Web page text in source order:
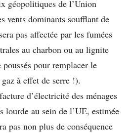
géopolitiques de l’Union
vents dominants soufflant de
pas affectée par les fumées
au charbon ou au lignite
pour remplacer le
à effet de serre !).
d’électricité des ménages
lourde au sein de l’UE, estimée
pas non plus de conséquence